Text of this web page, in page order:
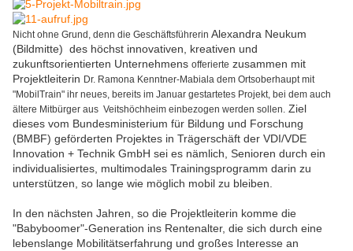
Nicht ohne Grund, denn die Geschäftsführerin Alexandra Neukum
(Bildmitte) des höchst innovativen, kreativen und
zukunftsorientierten Unternehmens offerierte zusammen mit
Projektleiterin Dr. Ramona Kenntner-Mabiala dem Ortsoberhaupt mit
"MobilTrain" ihr neues, bereits im Januar gestartetes Projekt, bei dem auch
ältere Mitbürger aus Veitshöchheim einbezogen werden sollen. Ziel
dieses vom Bundesministerium für Bildung und Forschung
(BMBF) geförderten Projektes in Trägerschäft der VDI/VDE
Innovation + Technik GmbH sei es nämlich, Senioren durch ein
individualisiertes, multimodales Trainingsprogramm darin zu
unterstützen, so lange wie möglich mobil zu bleiben.
In den nächsten Jahren, so die Projektleiterin komme die
"Babyboomer"-Generation ins Rentenalter, die sich durch eine
lebenslange Mobilitätserfahrung und großes Interesse an